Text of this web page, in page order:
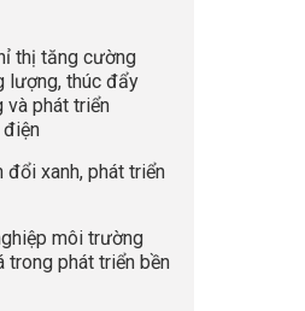
thị tăng cường
lượng, thúc đẩy
và phát triển
đổi xanh, phát triển
môi trường
trong phát triển bền